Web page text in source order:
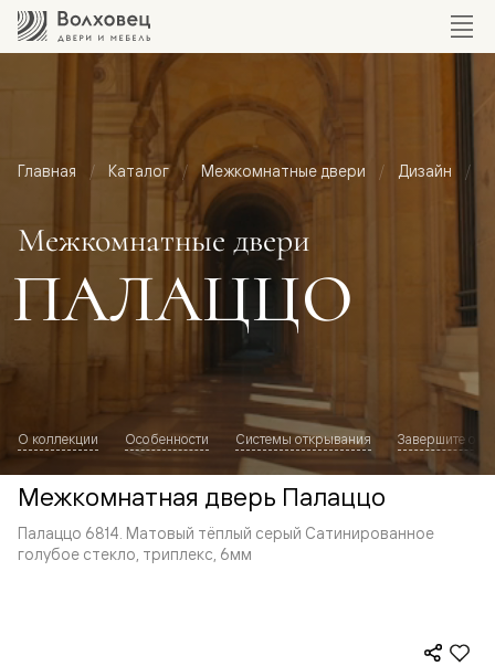
Главная Каталог Межкомнатные двери Дизайн
Межкомнатные двери
ПАЛАЦЦО
О коллекции Особенности Системы открывания Завершите
Межкомнатная дверь Палаццо
Палаццо 6814. Матовый тёплый серый Сатинированное
голубое стекло, триплекс, 6мм